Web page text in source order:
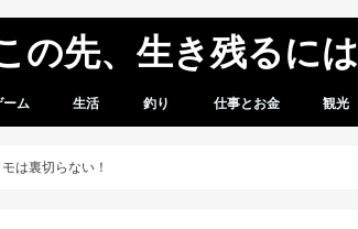
の先、生き残るには
ーム 生活 釣り 仕事とお金 観光
は裏切らない！